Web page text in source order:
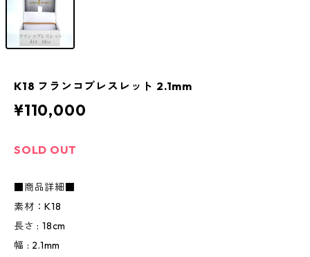
K18 フランコブレスレット 2.1mm
¥110,000
SOLD OUT
■商品詳細■
素材：K18
長さ : 18cm
幅 : 2.1mm